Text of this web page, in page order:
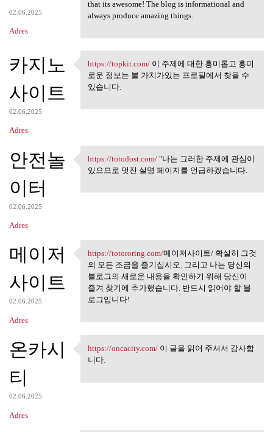
02.06.2025
Adres
that its awesome! The blog is informational and
always produce amazing things.
카지노
사이트
02.06.2025
Adres
https://topkit.com/ 이 주제에 대한
https://topkit.com/이 주제에 대한 흥미롭고 흥미
로운 정보는 볼 가치가있는 프로필에서 찾을 수
있습니다.
안전놀
이터
02.06.2025
Adres
https://totodost.com/ "나는 그러한
https://totodost.com/"나는 그러한 주제에 관심이
있으므로 멋진 설명 페이지를 언급하겠습니다.
메이저
사이트
02.06.2025
Adres
https://totororing.com/메이저사이트
https://totororing.com/메이저사이트/ 확실히 그것
의 모든 조금을 즐기십시오. 그리고 나는 당신의
블로그의 새로운 내용을 확인하기 위해 당신이
즐겨 찾기에 추가했습니다. 반드시 읽어야 할 블
로그입니다!
온카시
티
02.06.2025
Adres
https://oncacity.com/ 이 글을 읽어
https://oncacity.com/이 글을 읽어 주셔서 감사합
니다.